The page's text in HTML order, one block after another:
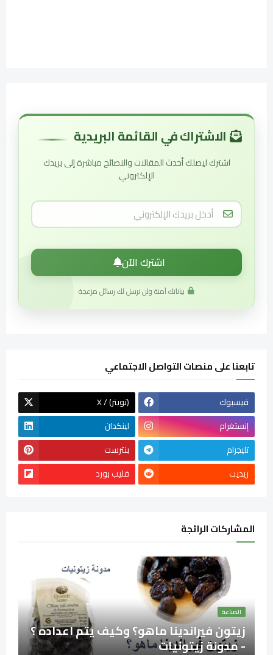
الاشتراك في القائمة البريدية
اشترك ليصلك أحدث المقالات والنصائح مباشرة إلى بريدك
الإلكتروني
اشترك الآن
بياناتك آمنة ولن نرسل لك رسائل مزعجة
تابعنا على منصات التواصل الاجتماعي
فيسبوك
X / (تويتر)
إنستغرام
لينكدان
تليجرام
بنترست
ريديت
فليب بورد
المشاركات الرائجة
الصناعة
زيتون فيراندينا ماهو؟ وكيف يتم اعداده ؟
- مدونة زيتونيات